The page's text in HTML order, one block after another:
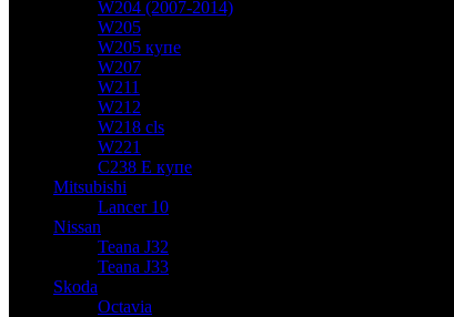
W204 (2007-2014)
W205
W205 купе
W207
W211
W212
W218 cls
W221
C238 E купе
Mitsubishi
Lancer 10
Nissan
Teana J32
Teana J33
Skoda
Octavia